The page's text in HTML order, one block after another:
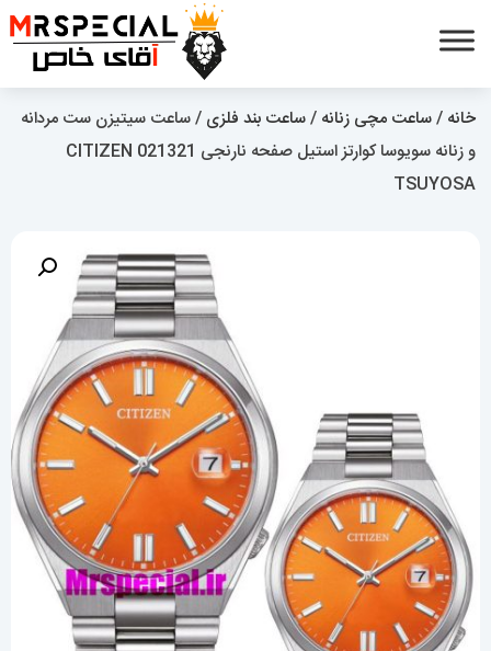
خانه /ساعت مچی زنانه /ساعت بند فلزی / ساعت سیتیزن ست مردانه
و زنانه سویوسا کوارتز استیل صفحه نارنجی 021321 CITIZEN
TSUYOSA